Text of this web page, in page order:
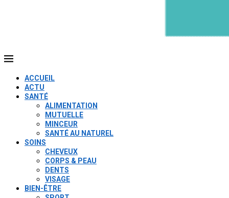
ACCUEIL
ACTU
SANTÉ
ALIMENTATION
MUTUELLE
MINCEUR
SANTÉ AU NATUREL
SOINS
CHEVEUX
CORPS & PEAU
DENTS
VISAGE
BIEN-ÊTRE